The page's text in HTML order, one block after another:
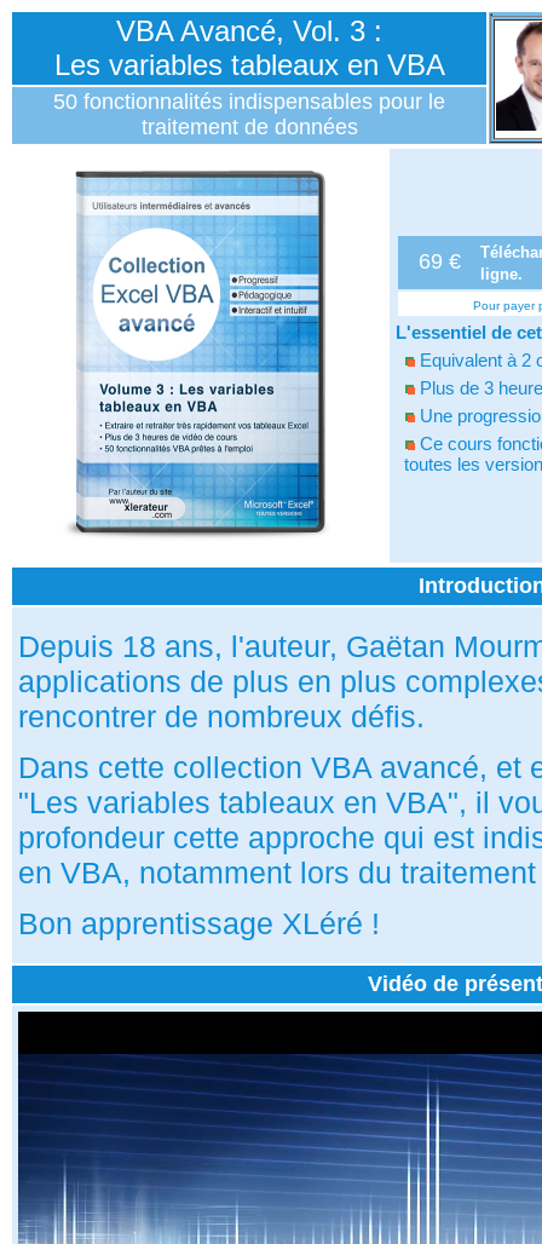
VBA Avancé, Vol. 3 :
Les variables tableaux en VBA
50 fonctionnalités indispensables pour le
traitement de données
69 €
ligne.
Pour payer
L'essentiel de
Equivalent à 2
Plus de 3
Une
Ce cours
toutes les
Depuis 18 ans, l'auteur, Gaëtan
applications de plus en plus
rencontrer de nombreux défis.
Dans cette collection VBA avancé, et
"Les variables tableaux en VBA", il
profondeur cette approche qui est
en VBA, notamment lors du
Bon apprentissage XLéré !
Vidéo de